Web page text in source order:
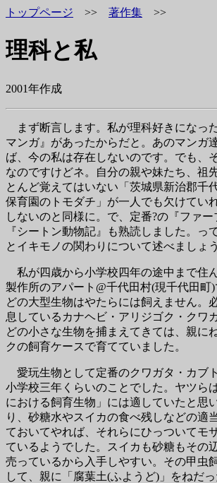
トップページ >> 著作集 >>
理科と私
2001年作成
まず断言します。私が理科好きになっ
マンガ』があったからだと。あのマンガ
ば、今の私は存在しないのです。でも、
なのですけどネ。自分の親や妹たち、祖
とんど覚えてはいない「茨城県新治郡千
保育園のトモダチ」が一人でも欠けてい
しないのと同様に。で、定番?の『ファ
『シートン動物記』も熟読しました。っ
とイキモノの関わりについて述べましょう
私が四歳から小学校四年の途中まで住
製作所のアパート@千代田村(現千代田町
どの大型生物はやたらには飼えません。
息しているカナヘビ・アリジゴク・クワ
どの小さな生物を捕まえてきては、親に
クの飼育ケースで育てていました。
愛玩生物として定番のクワガタ・カブ
小学校三年くらいのことでした。ヤツら
における飼育生物」には適していたと思
り、砂糖水やスイカの食べ残しなどの適
ておいてやれば、それらにひっついてモ
ているようでした。スイカも砂糖もその
売っているから入手しやすい。その甲虫
して、親に「腐葉土(ふようど)」をねだ